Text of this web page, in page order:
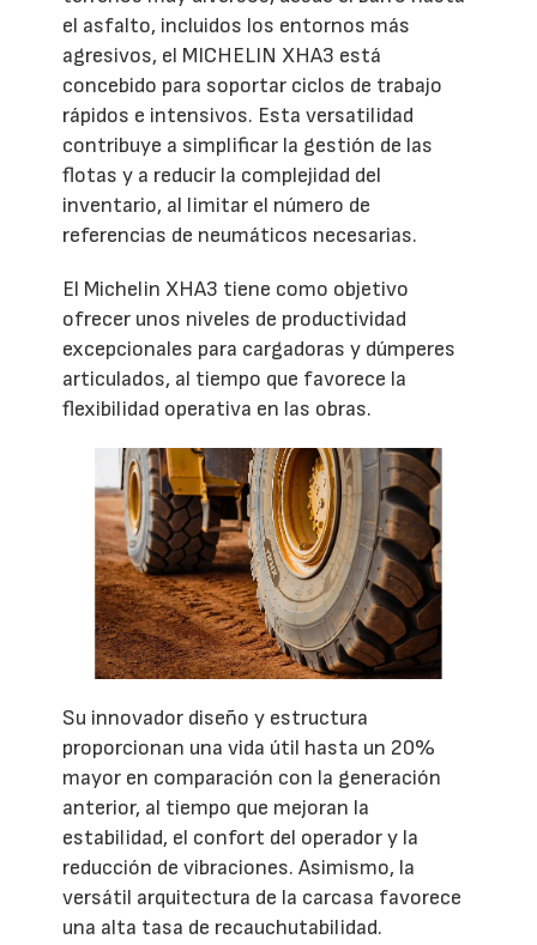
el asfalto, incluidos los entornos más
agresivos, el MICHELIN XHA3 está
concebido para soportar ciclos de trabajo
rápidos e intensivos. Esta versatilidad
contribuye a simplificar la gestión de las
flotas y a reducir la complejidad del
inventario, al limitar el número de
referencias de neumáticos necesarias.
El Michelin XHA3 tiene como objetivo
ofrecer unos niveles de productividad
excepcionales para cargadoras y dúmperes
articulados, al tiempo que favorece la
flexibilidad operativa en las obras.
Su innovador diseño y estructura
proporcionan una vida útil hasta un 20%
mayor en comparación con la generación
anterior, al tiempo que mejoran la
estabilidad, el confort del operador y la
reducción de vibraciones. Asimismo, la
versátil arquitectura de la carcasa favorece
una alta tasa de recauchutabilidad.